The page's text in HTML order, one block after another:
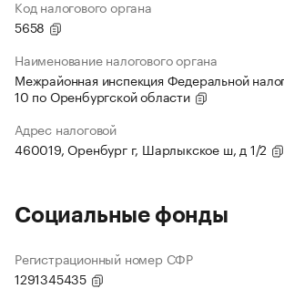
Код налогового органа
5658
Наименование налогового органа
Межрайонная инспекция Федеральной
10 по Оренбургской области
Адрес налоговой
460019, Оренбург г, Шарлыкское ш, д 1/2
Социальные фонды
Регистрационный номер СФР
1291345435